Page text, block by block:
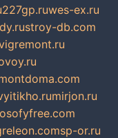
227gp.ruwes-ex.ru
stroy-db.com
mirjon.ru
sp-or.ru